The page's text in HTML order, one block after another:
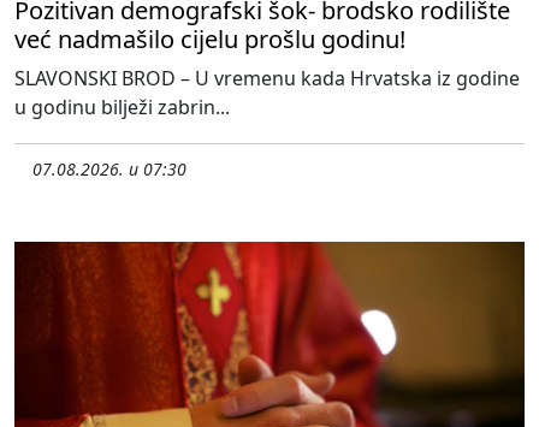
Pozitivan demografski šok- brodsko rodilište
već nadmašilo cijelu prošlu godinu!
SLAVONSKI BROD – U vremenu kada Hrvatska iz godine
u godinu bilježi zabrin...
07.08.2026. u 07:30